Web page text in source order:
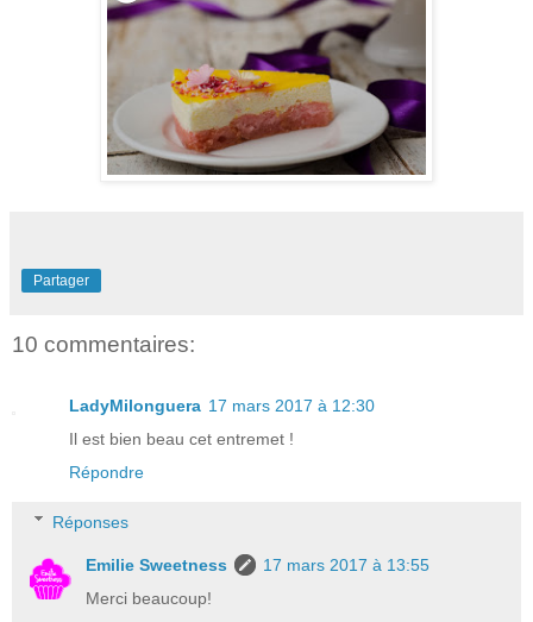
Partager
10 commentaires:
LadyMilonguera 17 mars 2017 à 12:30
Il est bien beau cet entremet !
Répondre
Réponses
Emilie Sweetness
17 mars 2017 à 13:55
Merci beaucoup!